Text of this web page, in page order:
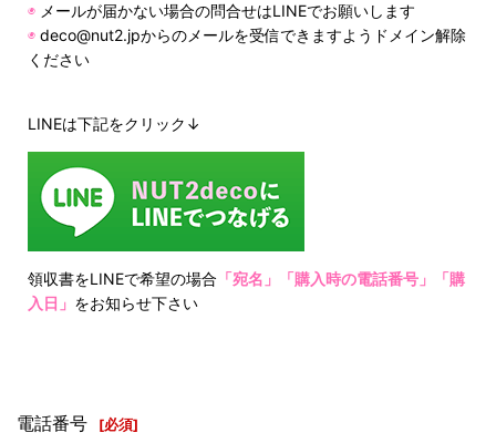
◉ メールが届かない場合の問合せはLINEでお願いします
◉ deco@nut2.jpからのメールを受信できますようドメイン解除
ください
LINEは下記をクリック↓
領収書をLINEで希望の場合 「宛名」「購入時の電話番号」「購
入日」 をお知らせ下さい
電話番号 [必須]